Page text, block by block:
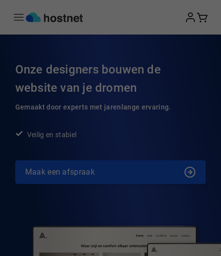
Onze designers bouwen de
website van je dromen
Gemaakt door experts met jarenlange ervaring.
Veilig en stabiel
Maak een afspraak